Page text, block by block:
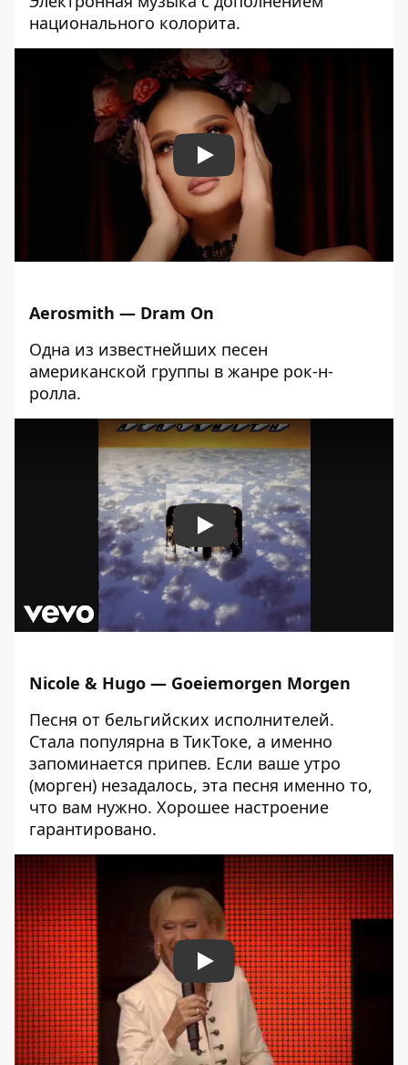
национального колорита.
Play
Aerosmith — Dram On
Одна из известнейших песен
американской группы в жанре рок-н-
ролла.
Play
Nicole & Hugo — Goeiemorgen Morgen
Песня от бельгийских исполнителей.
Стала популярна в ТикТоке, а именно
запоминается припев. Если ваше утро
(морген) незадалось, эта песня именно то,
что вам нужно. Хорошее настроение
гарантировано.
Play